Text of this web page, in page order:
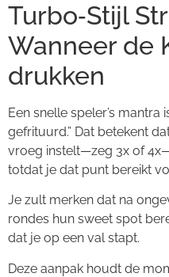
Turbo‑Stijl
Wanneer de
drukken
Een snelle speler’s
gefrituurd.” Dat betekent
vroeg instelt—zeg 3x of
totdat je dat punt bereikt
Je zult merken dat na
rondes hun sweet spot
dat je op een val stapt.
Deze aanpak houdt de